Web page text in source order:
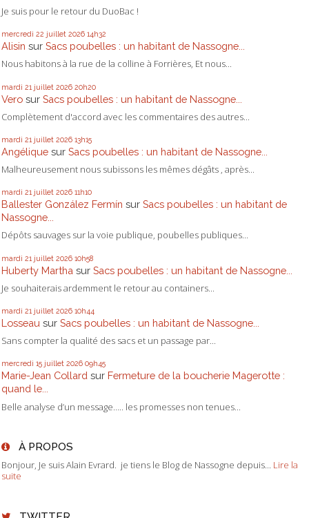
Je suis pour le retour du DuoBac !
mercredi 22 juillet 2026 14h32
Alisin sur Sacs poubelles : un habitant de Nassogne...
Nous habitons à la rue de la colline à Forrières, Et nous...
mardi 21 juillet 2026 20h20
Vero sur Sacs poubelles : un habitant de Nassogne...
Complètement d'accord avec les commentaires des autres...
mardi 21 juillet 2026 13h15
Angélique sur Sacs poubelles : un habitant de Nassogne...
Malheureusement nous subissons les mêmes dégâts , après...
mardi 21 juillet 2026 11h10
Ballester González Fermín sur Sacs poubelles : un habitant de
Nassogne...
Dépôts sauvages sur la voie publique, poubelles publiques...
mardi 21 juillet 2026 10h58
Huberty Martha sur Sacs poubelles : un habitant de Nassogne...
Je souhaiterais ardemment le retour au containers...
mardi 21 juillet 2026 10h44
Losseau sur Sacs poubelles : un habitant de Nassogne...
Sans compter la qualité des sacs et un passage par...
mercredi 15 juillet 2026 09h45
Marie-Jean Collard sur Fermeture de la boucherie Magerotte :
quand le...
Belle analyse d’un message….. les promesses non tenues...
À PROPOS
Bonjour, Je suis Alain Evrard. je tiens le Blog de Nassogne depuis... Lire la
suite